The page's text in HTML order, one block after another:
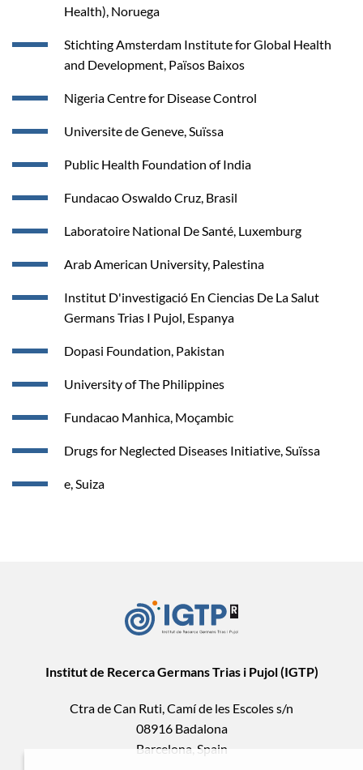
Health), Noruega
Stichting Amsterdam Institute for Global Health
and Development, Països Baixos
Nigeria Centre for Disease Control
Universite de Geneve, Suïssa
Public Health Foundation of India
Fundacao Oswaldo Cruz, Brasil
Laboratoire National De Santé, Luxemburg
Arab American University, Palestina
Institut D'investigació En Ciencias De La Salut
Germans Trias I Pujol, Espanya
Dopasi Foundation, Pakistan
University of The Philippines
Fundacao Manhica, Moçambic
Drugs for Neglected Diseases Initiative, Suïssa
e, Suiza
Institut de Recerca Germans Trias i Pujol (IGTP)
Ctra de Can Ruti, Camí de les Escoles s/n
08916 Badalona
Barcelona, Spain